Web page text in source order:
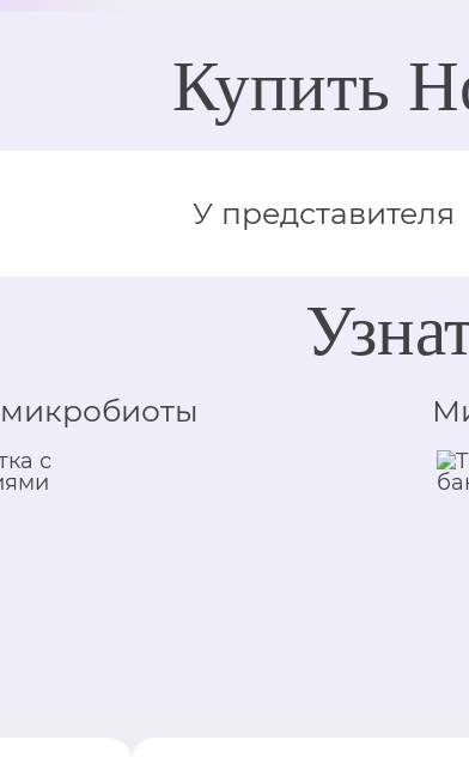
Купить
У представителя